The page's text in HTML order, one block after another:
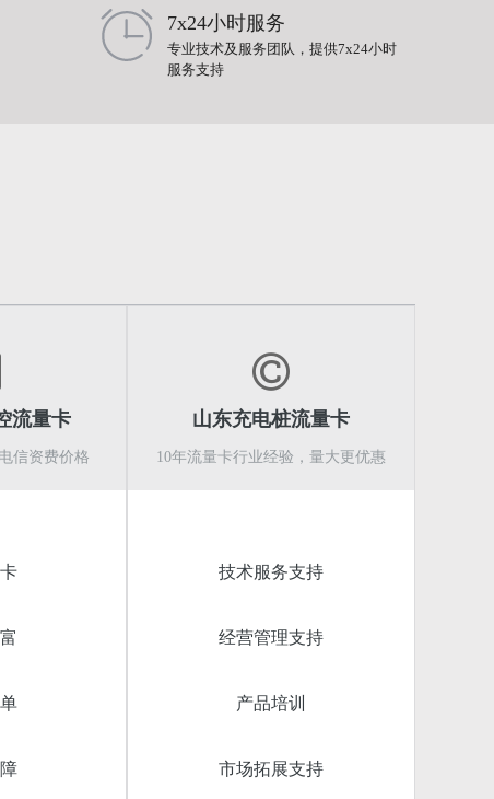
7x24小时服务
专业技术及服务团队，提供7x24小时
服务支持
流量卡
信资费价格
山东充电桩流量卡
10年流量卡行业经验，量大更优惠
技术服务支持
经营管理支持
产品培训
市场拓展支持